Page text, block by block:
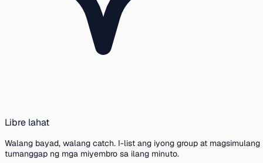
Libre lahat
Walang bayad, walang catch. I-list ang iyong group at magsimulang
tumanggap ng mga miyembro sa ilang minuto.